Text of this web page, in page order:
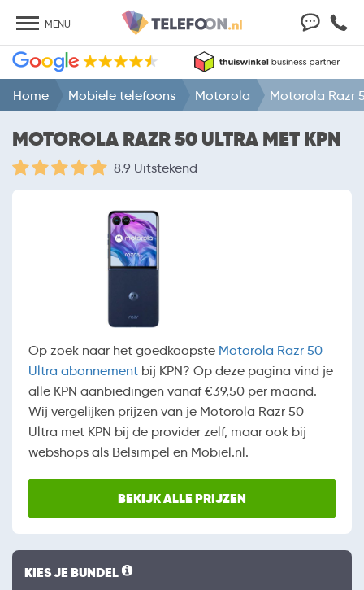
MENU
Home Mobiele telefoons Motorola Motorola Razr
MOTOROLA RAZR 50 ULTRA MET KPN
8.9 Uitstekend
Op zoek naar het goedkoopste Motorola Razr 50
Ultra abonnement bij KPN? Op deze pagina vind je
alle KPN aanbiedingen vanaf €39,50 per maand.
Wij vergelijken prijzen van je Motorola Razr 50
Ultra met KPN bij de provider zelf, maar ook bij
webshops als Belsimpel en Mobiel.nl.
BEKIJK ALLE PRIJZEN
KIES JE BUNDEL